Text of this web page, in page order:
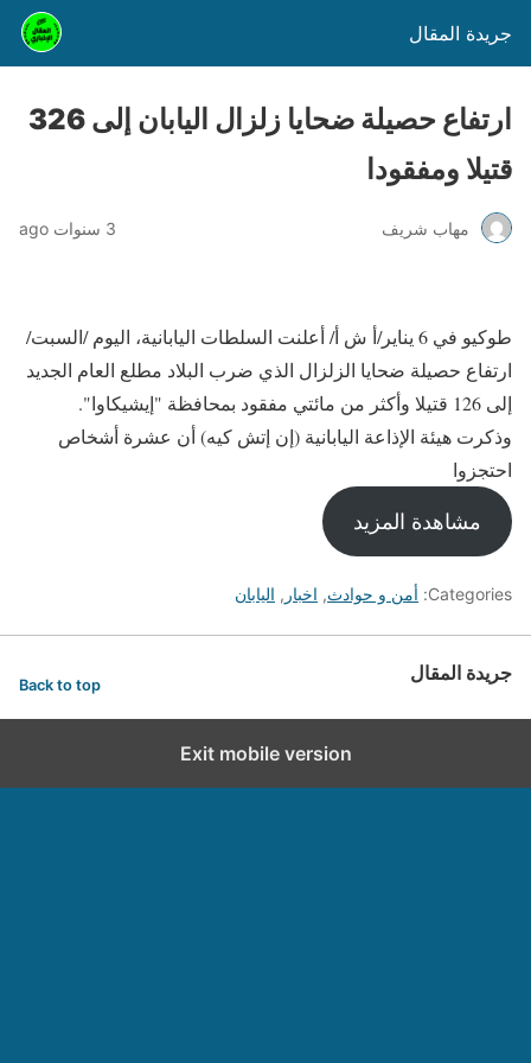
جريدة المقال
ارتفاع حصيلة ضحايا زلزال اليابان إلى 326
قتيلا ومفقودا
مهاب شريف 3 سنوات ago
طوكيو في 6 يناير/أ ش أ/ أعلنت السلطات اليابانية، اليوم /السبت/
ارتفاع حصيلة ضحايا الزلزال الذي ضرب البلاد مطلع العام الجديد
إلى 126 قتيلا وأكثر من مائتي مفقود بمحافظة "إيشيكاوا".
وذكرت هيئة الإذاعة اليابانية (إن إتش كيه) أن عشرة أشخاص
احتجزوا
مشاهدة المزيد
Categories: أمن و حوادث, اخبار , اليابان
جريدة المقال Back to top
Exit mobile version